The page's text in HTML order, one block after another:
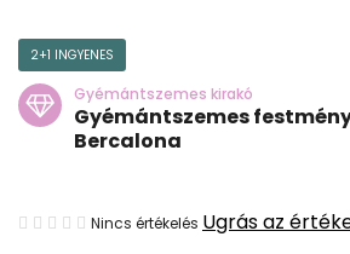
2+1 INGYENES
Gyémántszemes kirakó
Gyémántszemes
Bercalona
A
Nincs értékelés Ugrás az